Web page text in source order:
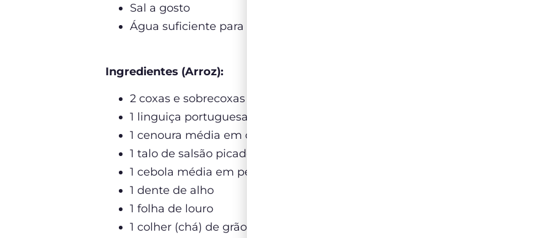
Sal a gosto
Água suficiente para cobrir
Ingredientes (Arroz):
2 coxas e sobrecoxas de pato
1 linguiça portuguesa com páprica (inteira)
1 cenoura média em cubos
1 talo de salsão picado
1 cebola média em pedaços
1 dente de alho
1 folha de louro
1 colher (chá) de grãos de pimenta-do-reino